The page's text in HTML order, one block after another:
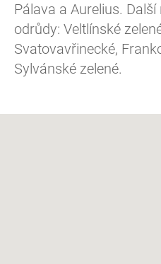
Pálava a Aurelius.
odrůdy: Veltlínské
Svatovavřinecké,
Sylvánské zelené.